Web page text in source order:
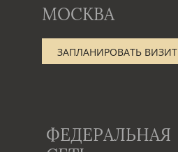
МОСКВА
ЗАПЛАНИРОВАТЬ ВИЗИТ
ФЕДЕРАЛЬНАЯ